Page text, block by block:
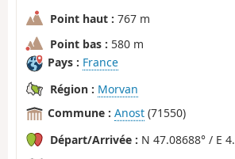
Point haut : 767 m
Point bas : 580 m
Pays : France
Région : Morvan
Commune : Anost (71550)
Départ/Arrivée : N 47.08688° / E